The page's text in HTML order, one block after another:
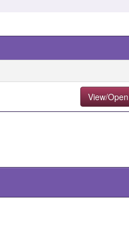
View/Open